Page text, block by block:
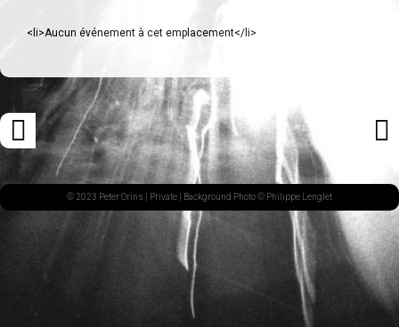
<li>Aucun événement à cet emplacement</li>
Navigation
des
articles
ARTICLE
PRÉCÉDENT© 2023 Peter Orins | Private | Background Photo © Philippe Lenglet